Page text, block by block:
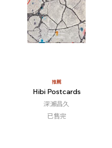
推薦
Hibi Postcards
深瀨昌久
已售完